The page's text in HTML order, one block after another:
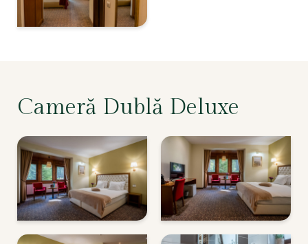
Cameră Dublă Deluxe